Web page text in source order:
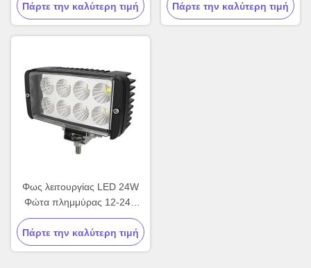
Πάρτε την καλύτερη τιμή
Πάρτε την καλύτερη τιμή
Φως λειτουργίας LED 24W
Φώτα πλημμύρας 12-24V
DC Offroad φορτηγά
ελκυστήρα
Πάρτε την καλύτερη τιμή